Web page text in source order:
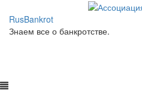
RusBankrot
Знаем все о банкротстве.